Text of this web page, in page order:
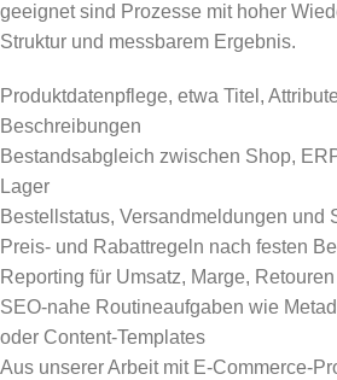
geeignet sind Prozesse mit hoher
Struktur und messbarem Ergebnis.
Produktdatenpflege, etwa Titel,
Beschreibungen
Bestandsabgleich zwischen Shop,
Lager
Bestellstatus, Versandmeldungen und
Preis- und Rabattregeln nach festen
Reporting für Umsatz, Marge,
SEO-nahe Routineaufgaben wie
oder Content-Templates
Aus unserer Arbeit mit E-Commerce-